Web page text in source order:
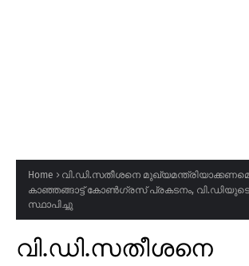
Home
വി.ഡി.സതീശനെ
കാഞ്ഞങ്ങാട്ട് കോൺഗ്രസ് പ്രകടനം,
സ്ഥാപിച്ചു
വി.ഡി.സതീശനെ